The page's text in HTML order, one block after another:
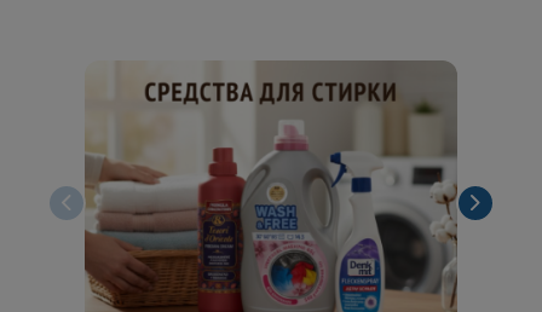
Поступление 22 июля(168)
(132)
Поступление 16 июля(109)
Поступление 11 июля (189)
Поступление 7 июля (257)